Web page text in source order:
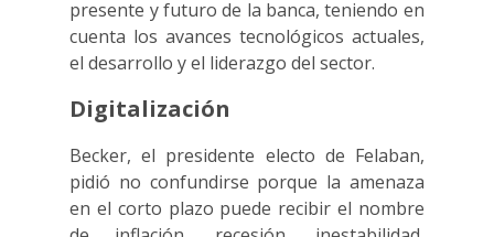
presente y futuro de la banca, teniendo en
cuenta los avances tecnológicos actuales,
el desarrollo y el liderazgo del sector.
Digitalización
Becker, el presidente electo de Felaban,
pidió no confundirse porque la amenaza
en el corto plazo puede recibir el nombre